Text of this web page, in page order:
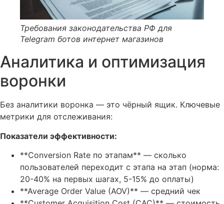
Требования законодательства РФ для
Telegram ботов интернет магазинов
Аналитика и оптимизация
воронки
Без аналитики воронка — это чёрный ящик. Ключевые
метрики для отслеживания:
Показатели эффективности:
**Conversion Rate по этапам** — сколько
пользователей переходит с этапа на этап (норма:
20-40% на первых шагах, 5-15% до оплаты)
**Average Order Value (AOV)** — средний чек